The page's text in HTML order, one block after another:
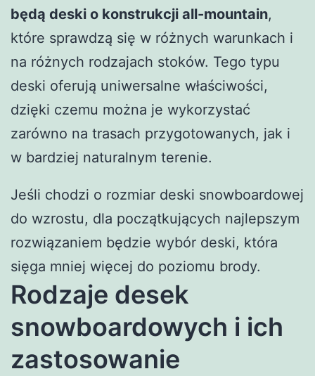
będą deski o konstrukcji all-mountain,
które sprawdzą się w różnych warunkach i
na różnych rodzajach stoków. Tego typu
deski oferują uniwersalne właściwości,
dzięki czemu można je wykorzystać
zarówno na trasach przygotowanych, jak i
w bardziej naturalnym terenie.
Jeśli chodzi o rozmiar deski snowboardowej
do wzrostu, dla początkujących najlepszym
rozwiązaniem będzie wybór deski, która
sięga mniej więcej do poziomu brody.
Rodzaje desek
snowboardowych i ich
zastosowanie